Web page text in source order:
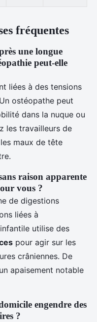
fréquentes
une longue
peut-elle
liées à des tensions
ostéopathe peut
dans la nuque ou
les travailleurs de
maux de tête
raison apparente
vous ?
de digestions
liées à
infantile utilise des
pour agir sur les
crâniennes. De
apaisement notable
engendre des
?